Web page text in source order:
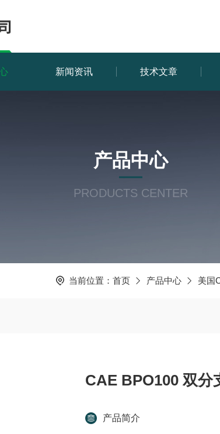
新闻资讯 技术文章
产品中心
PRODUCTS CENTER
当前位置： 首页 产品中心 美国
CAE BPO100 双分
产品简介